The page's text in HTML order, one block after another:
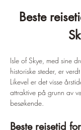
Beste
Isle of Skye, med sine
historiske steder, er
Likevel er det visse
attraktive på grunn av
besøkende.
Beste reisetid